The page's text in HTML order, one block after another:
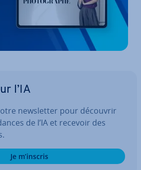
l’IA
news­let­ter pour découvrir
de l’IA et recevoir des
Je m’inscris